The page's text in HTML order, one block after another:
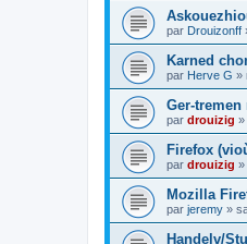
par Drouizonff
Karned
par Herve G »
Ger-
par drouizig »
Firefox
par drouizig »
Mozilla
par jeremy »
Handelv/